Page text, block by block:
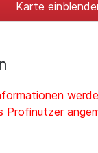
Karte
Profinutzer